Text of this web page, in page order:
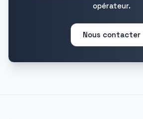
opérateur.
Nous contacter